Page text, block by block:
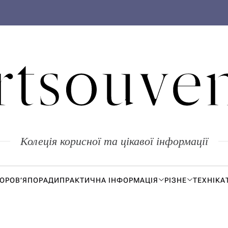
Колеція корисної та цікавої інформації
ПОРАДИПРАКТИЧНА ІНФОРМАЦІЯ РІЗНЕ ТЕХНІКА